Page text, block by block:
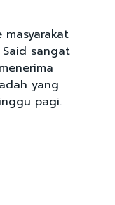
masyarakat
sangat
yang
pagi.